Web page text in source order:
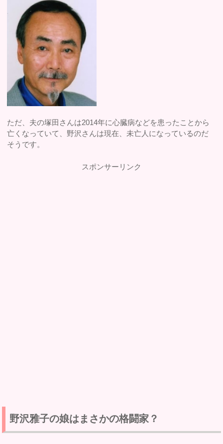
ただ、夫の塚田さんは2014年に心臓病などを患ったことから
亡くなっていて、野沢さんは現在、未亡人になっているのだ
そうです。
スポンサーリンク
野沢雅子の娘はまさかの格闘家？